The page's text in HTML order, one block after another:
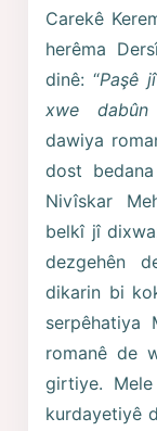
Carekê
herêma
dinê: “Paşê
xwe dabûn
dawiya
dost
Nivîskar
belkî jî
dezgehên
dikarin bi
serpêhatiya
romanê de
girtiye.
kurdayetiyê